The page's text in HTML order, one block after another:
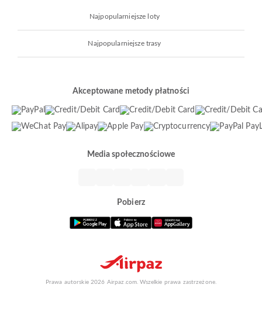
Najpopularniejsze loty
Najpopularniejsze trasy
Akceptowane metody płatności
Media społecznościowe
Pobierz
Prawa autorskie 2026 Airpaz.com. Wszelkie prawa zastrzeżone.